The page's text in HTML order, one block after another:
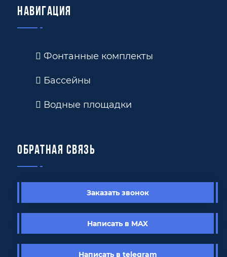
Навигация
Фонтанные комплекты
Бассейны
Водные площадки
Обратная связь
Заказать звонок
Написать в MAX
Написать в telegram